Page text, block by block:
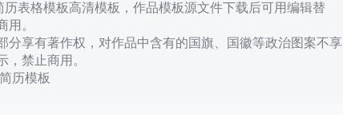
表格模板高清模板，作品模板源文件下载后可用编辑替
用。
分享有著作权，对作品中含有的国旗、国徽等政治图案不享
禁止商用。
历模板